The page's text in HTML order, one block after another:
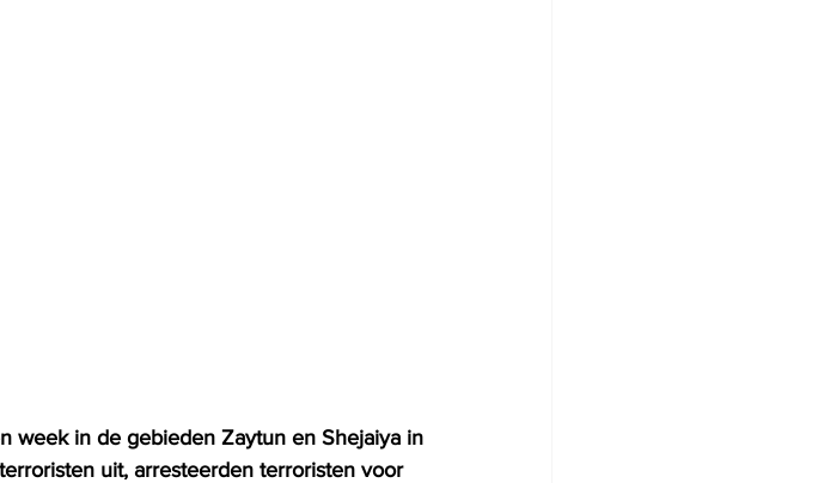
week in de gebieden Zaytun en Shejaiya in
uit, arresteerden terroristen voor